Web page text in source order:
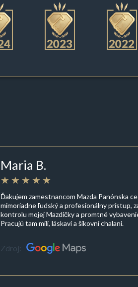
Maria B.
Ďakujem zamestnancom Mazda Panónska
mimoriadne ľudský a profesionálny prístup,
kontrolu mojej Mazdičky a promtné
Pracujú tam milí, láskaví a šikovní chalani.
Zdroj: